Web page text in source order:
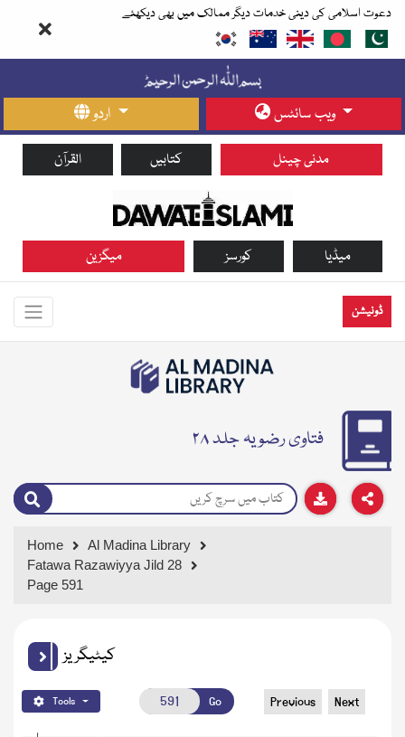
دعوت اسلامی کی دینی خدمات دیگر ممالک میں بھی دیکھئے
اردو ویب سائٹس
القرآن کتابیں مدنی چینل
میگزین کورسز میڈیا
ڈونیشن
فتاوی رضویہ جلد ۲۸
Home
Al Madina Library
Fatawa Razawiyya Jild 28
Page 591
کیٹیگریز
Tools Go Previous Next